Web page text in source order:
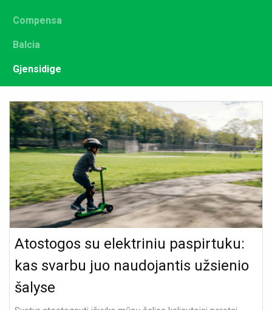
Compensa
Balcia
Gjensidige
Atostogos su elektriniu paspirtuku:
kas svarbu juo naudojantis užsienio
šalyse